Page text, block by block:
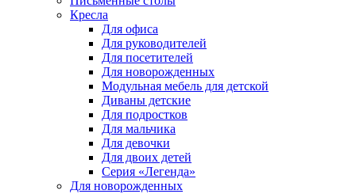
Кресла
Для офиса
Для руководителей
Для посетителей
Для новорожденных
Модульная мебель для детской
Диваны детские
Для подростков
Для мальчика
Для девочки
Для двоих детей
Серия «Легенда»
Для новорожденных